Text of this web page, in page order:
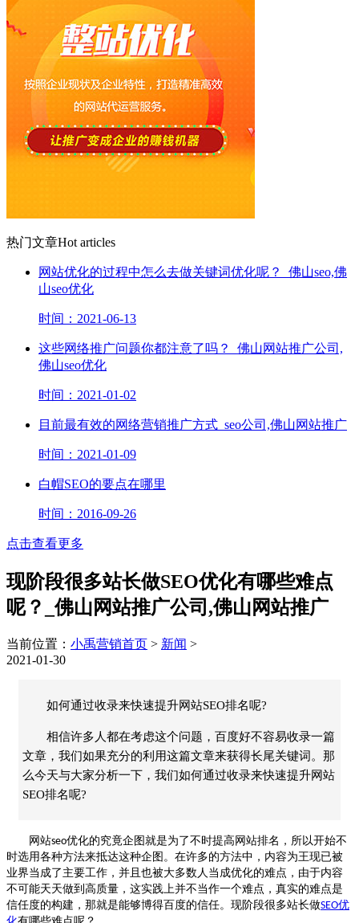
热门文章Hot articles
网站优化的过程中怎么去做关键词优化呢？_佛山seo,佛
山seo优化
时间：2021-06-13
这些网络推广问题你都注意了吗？_佛山网站推广公司,
佛山seo优化
时间：2021-01-02
目前最有效的网络营销推广方式_seo公司,佛山网站推广
时间：2021-01-09
白帽SEO的要点在哪里
时间：2016-09-26
点击查看更多
现阶段很多站长做SEO优化有哪些难点
呢？_佛山网站推广公司,佛山网站推广
当前位置： 小禹营销首页 > 新闻 >
2021-01-30
如何通过收录来快速提升网站SEO排名呢?
相信许多人都在考虑这个问题，百度好不容易收录一篇
文章，我们如果充分的利用这篇文章来获得长尾关键词。那
么今天与大家分析一下，我们如何通过收录来快速提升网站
SEO排名呢?
网站seo优化的究竟企图就是为了不时提高网站排名，所以开始不
时选用各种方法来抵达这种企图。在许多的方法中，内容为王现已被
业界当成了主要工作，并且也被大多数人当成优化的难点，由于内容
不可能天天做到高质量，这实践上并不当作一个难点，真实的难点是
信任度的构建，那就是能够博得百度的信任。现阶段很多站长做SEO优
化有哪些难点呢？